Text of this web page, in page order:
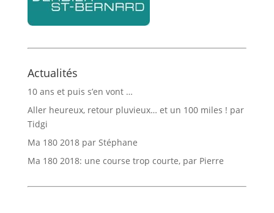
Actualités
10 ans et puis s’en vont …
Aller heureux, retour pluvieux… et un 100 miles ! par
Tidgi
Ma 180 2018 par Stéphane
Ma 180 2018: une course trop courte, par Pierre